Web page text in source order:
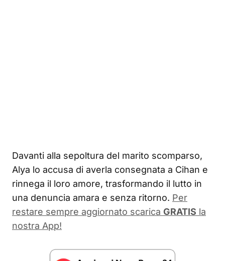
Davanti alla sepoltura del marito scomparso,
Alya lo accusa di averla consegnata a Cihan e
rinnega il loro amore, trasformando il lutto in
una denuncia amara e senza ritorno. Per
restare sempre aggiornato scarica GRATIS la
nostra App!